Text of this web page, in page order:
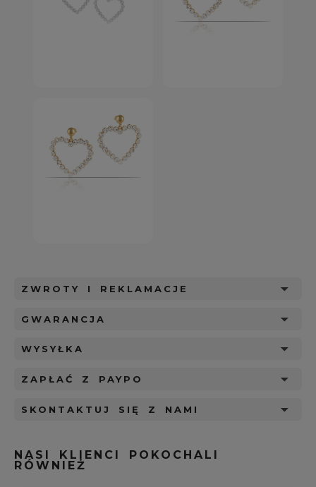
ZWROTY I REKLAMACJE
GWARANCJA
WYSYŁKA
ZAPŁAĆ Z PAYPO
SKONTAKTUJ SIĘ Z NAMI
NASI KLIENCI POKOCHALI
RÓWNIEŻ